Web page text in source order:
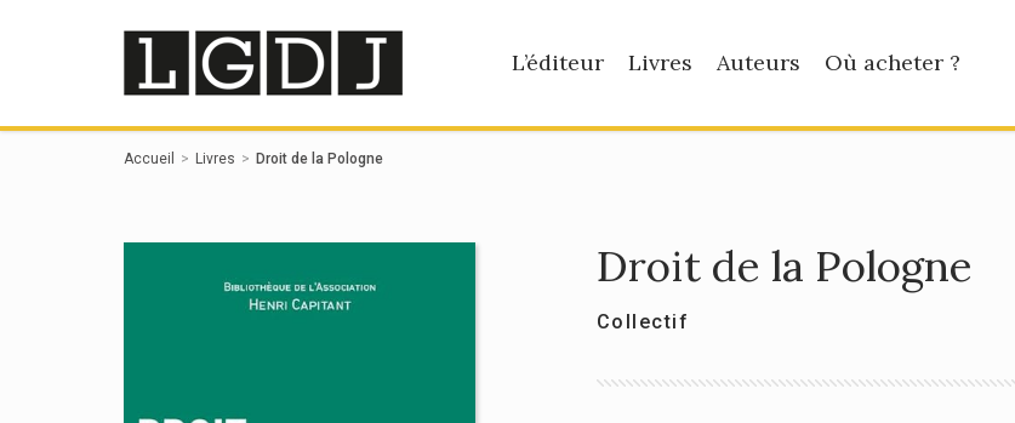
L’éditeur Livres Auteurs Où acheter ?
Accueil Livres Droit de la Pologne
Droit de la Pologne
Collectif